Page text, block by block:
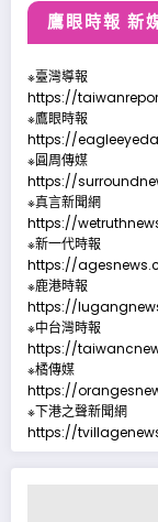
鷹眼時報 新
※臺灣導報
https://
※鷹眼時報
https://
※圓周傳媒
https://
※真言新聞網
https://
※新一代時報
https://
※鹿港時報
https://
※中台灣時報
https://
※橘傳媒
https://
※下港之聲新聞網
https://